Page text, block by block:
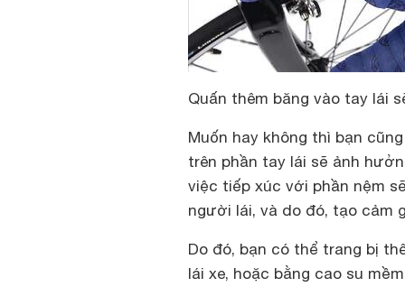
Quấn thêm băng vào tay lái
Muốn hay không thì bạn
trên phần tay lái sẽ ảnh
việc tiếp xúc với phần nệm
người lái, và do đó, tạo cảm
Do đó, bạn có thể trang bị
lái xe, hoặc bằng cao su